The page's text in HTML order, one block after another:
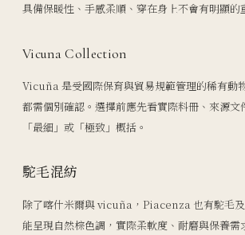
具備保暖性、手感柔順、穿在身上不會有明顯的
Vicuna Collection
Vicuña 是受國際保育與貿易規範管理的稀有動
都需個別確認。選擇前應先看實際料冊、來源文
「最細」或「極致」概括。
駝毛混紡
除了喀什米爾與 vicuña，Piacenza 也有駝毛
能呈現自然棕色調，實際柔軟度、耐磨與保養需